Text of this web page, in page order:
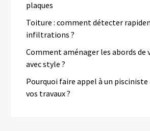
plaques
Toiture : comment détecter
infiltrations ?
Comment aménager les abords de
avec style ?
Pourquoi faire appel à un
vos travaux ?